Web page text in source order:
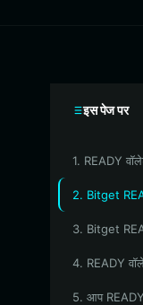
इस पेज पर
1. READY
2. Bitget
3. Bitget
4. READY
5. आप